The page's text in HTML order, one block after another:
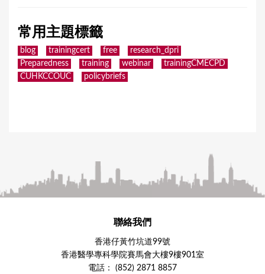
常用主題標籤
blog trainingcert free
research_dpri
Preparedness
training webinar
trainingCMECPD
CUHKCCOUC
policybriefs
聯絡我們
香港仔黃竹坑道99號
香港醫學專科學院賽馬會大樓9樓901室
電話： (852) 2871 8857